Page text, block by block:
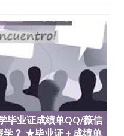
、教育部认证,录取通
绩单文凭、改成绩、
成绩单、文凭、学历
制作、假制作、办
、文凭毕业证、毕业
使馆证明、使馆留学
历认证、文凭认证学
生学位认证、英国文
毕业证成绩单QQ/薇信
？ ★毕业证＋成绩单